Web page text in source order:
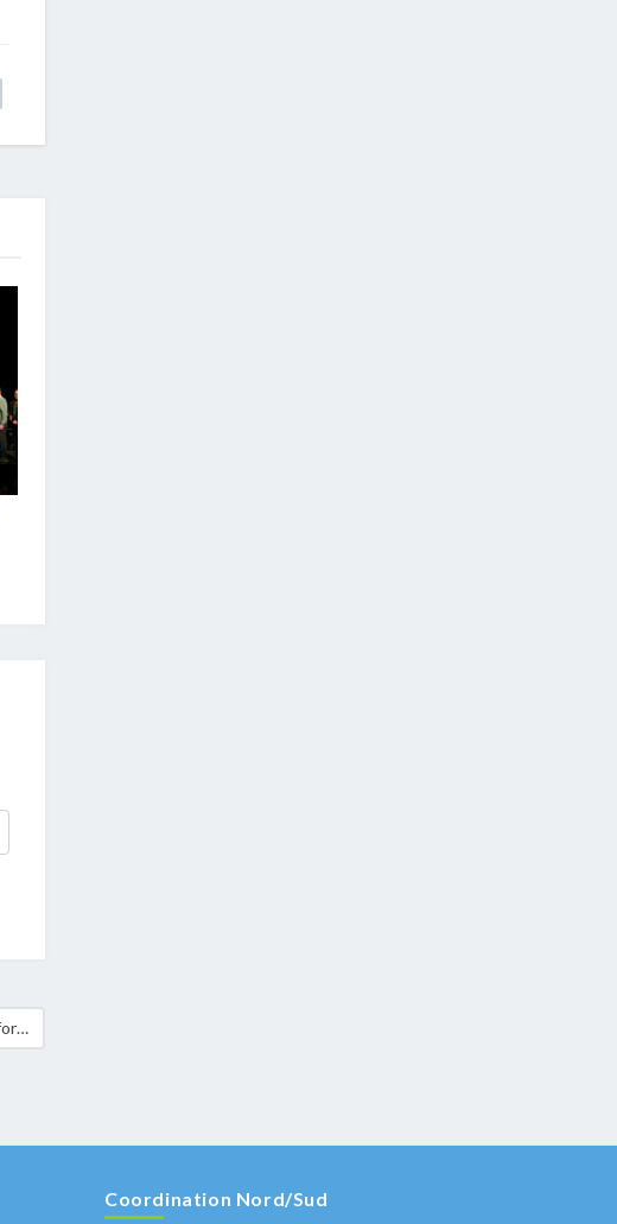
Assise citoyenne à Steinfort centrée sur la faune sauvage et la biodiversité
Coordination Nord/Sud